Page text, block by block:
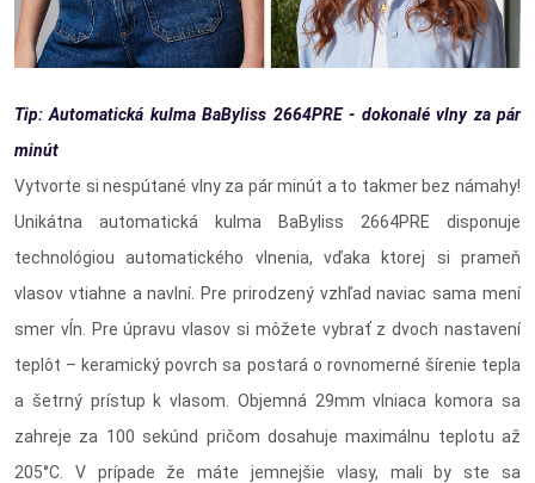
Tip: Automatická kulma BaByliss 2664PRE - dokonalé vlny za pár
minút
Vytvorte si nespútané vlny za pár minút a to takmer bez námahy!
Unikátna automatická kulma BaByliss 2664PRE disponuje
technológiou automatického vlnenia, vďaka ktorej si prameň
vlasov vtiahne a navlní. Pre prirodzený vzhľad naviac sama mení
smer vĺn. Pre úpravu vlasov si môžete vybrať z dvoch nastavení
teplôt – keramický povrch sa postará o rovnomerné šírenie tepla
a šetrný prístup k vlasom. Objemná 29mm vlniaca komora sa
zahreje za 100 sekúnd pričom dosahuje maximálnu teplotu až
205°C. V prípade že máte jemnejšie vlasy, mali by ste sa